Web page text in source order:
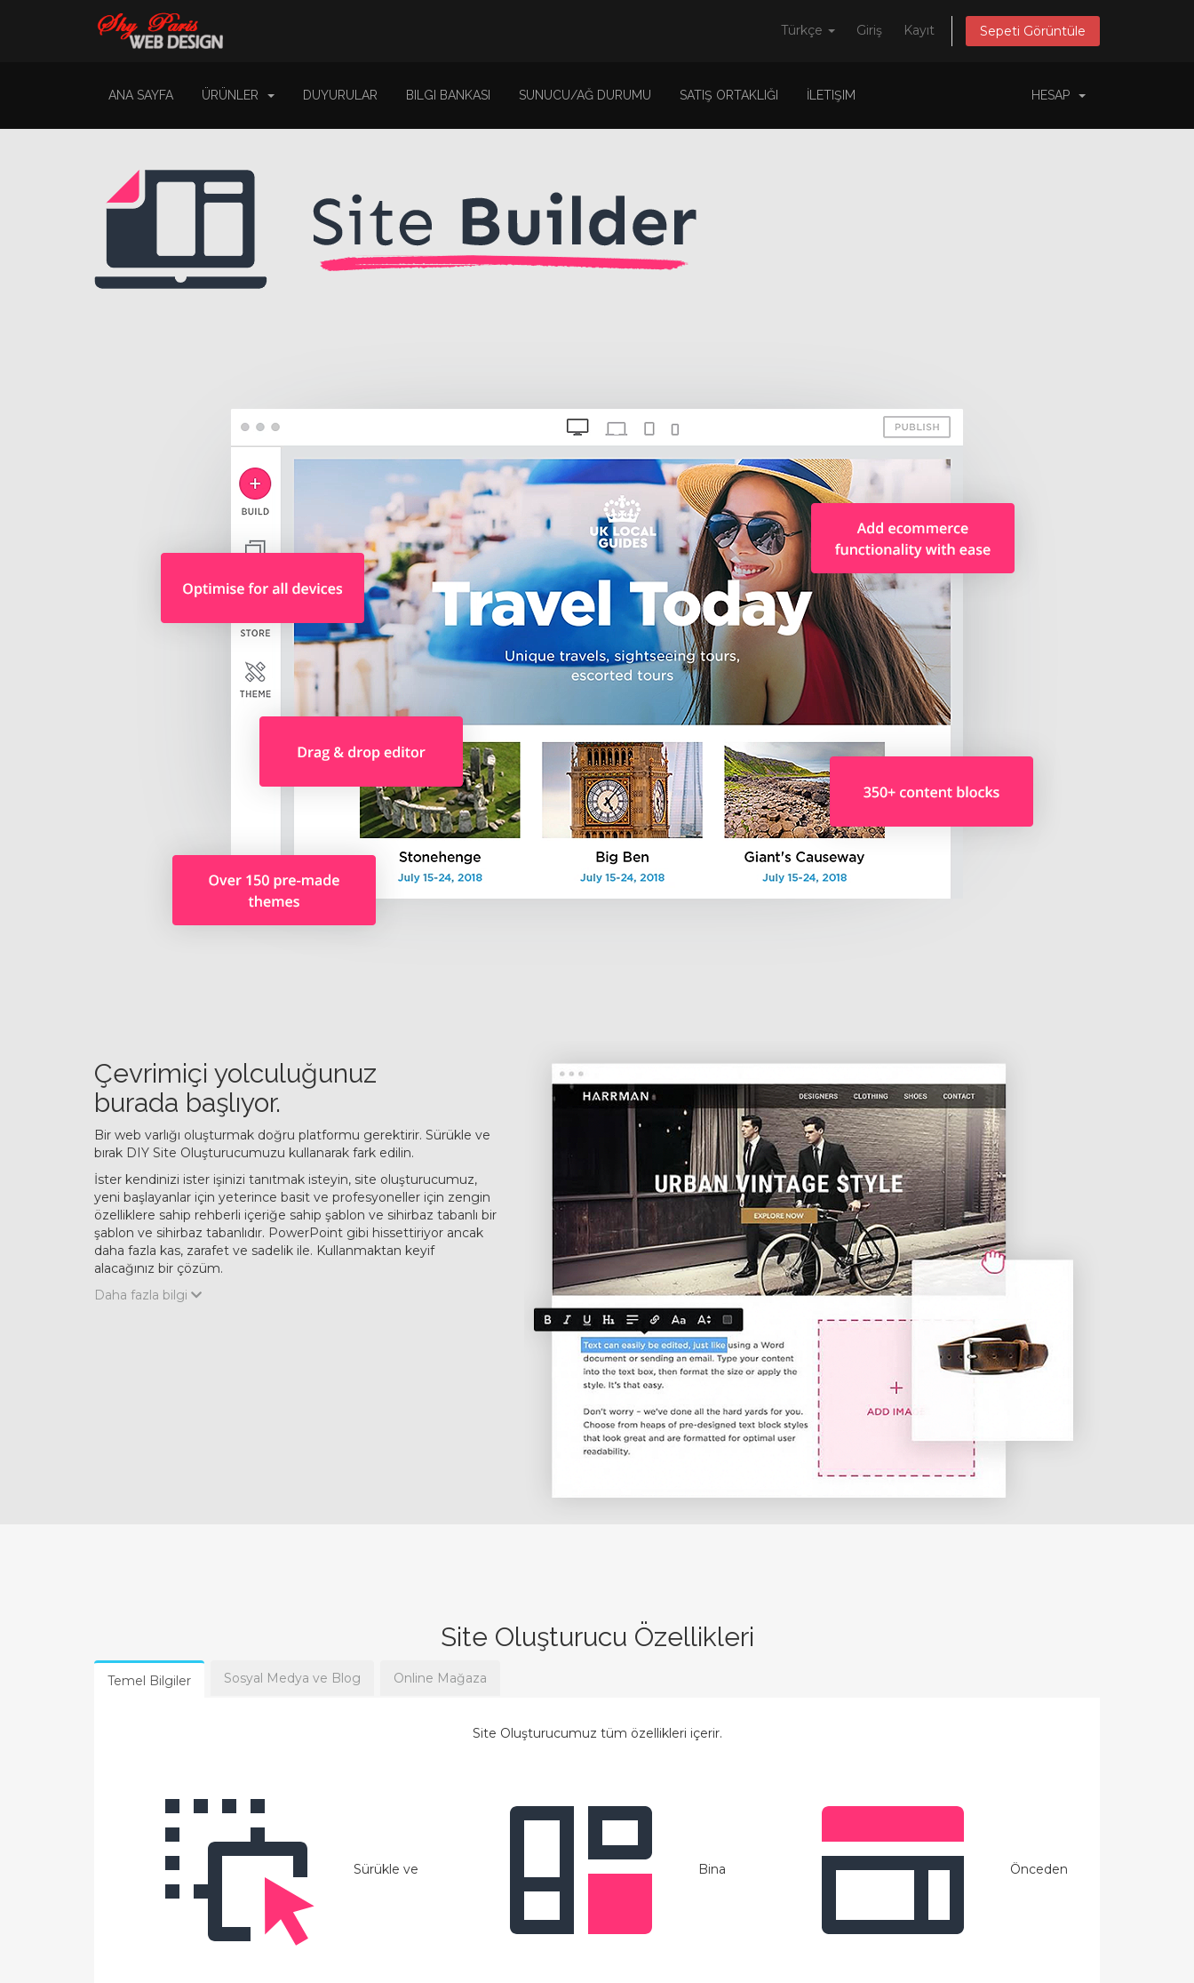
Türkçe Giriş Kayıt Sepeti Görüntüle
ANA SAYFA ÜRÜNLER DUYURULAR BILGI BANKASI SUNUCU/AĞ DURUMU SATIŞ ORTAKLIĞI İLETIŞIM HESAP
Çevrimiçi yolculuğunuz
burada başlıyor.
Bir web varlığı oluşturmak doğru platformu gerektirir. Sürükle ve
bırak DIY Site Oluşturucumuzu kullanarak fark edilin.
İster kendinizi ister işinizi tanıtmak isteyin, site oluşturucumuz,
yeni başlayanlar için yeterince basit ve profesyoneller için zengin
özelliklere sahip rehberli içeriğe sahip şablon ve sihirbaz tabanlı bir
şablon ve sihirbaz tabanlıdır. PowerPoint gibi hissettiriyor ancak
daha fazla kas, zarafet ve sadelik ile. Kullanmaktan keyif
alacağınız bir çözüm.
Daha fazla bilgi
Site Oluşturucu Özellikleri
Temel Bilgiler Sosyal Medya ve Blog Online Mağaza
Site Oluşturucumuz tüm özellikleri içerir.
Sürükle ve Bina Önceden